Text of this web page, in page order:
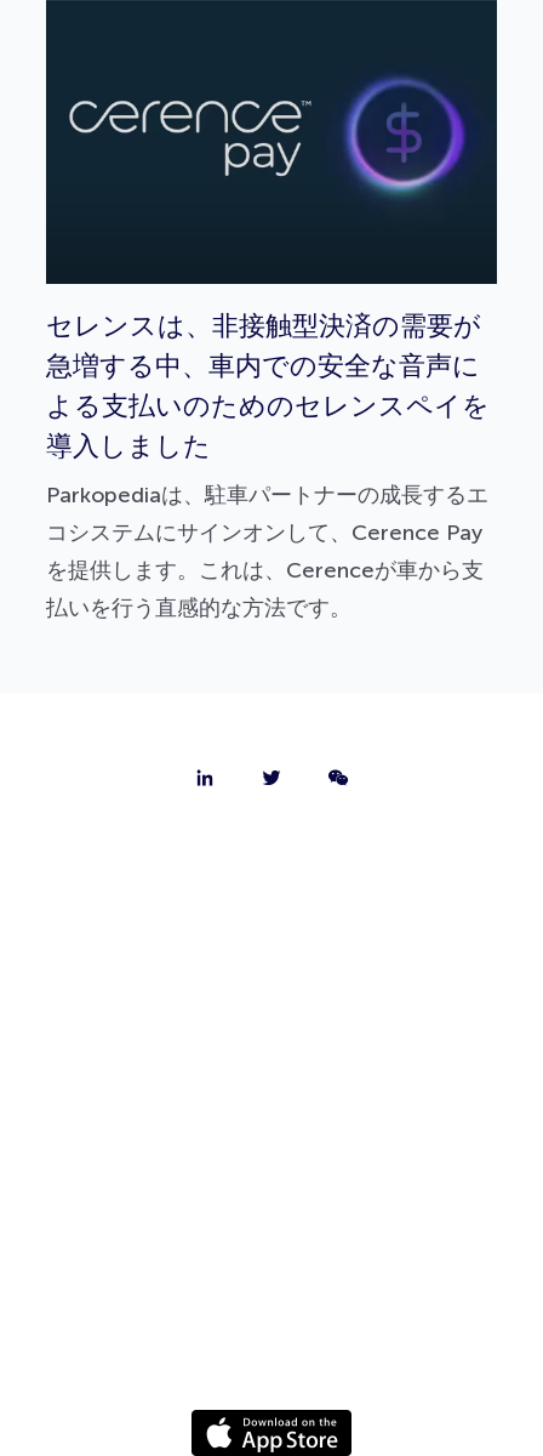
セレンスは、非接触型決済の需要が
急増する中、車内での安全な音声に
よる支払いのためのセレンスペイを
導入しました
Parkopediaは、駐車パートナーの成長するエ
コシステムにサインオンして、Cerence Pay
を提供します。これは、Cerenceが車から支
払いを行う直感的な方法です。